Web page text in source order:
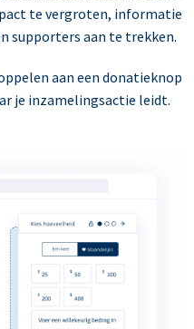
te vergroten, informatie
supporters aan te trekken.
aan een donatieknop
je inzamelingsactie leidt.